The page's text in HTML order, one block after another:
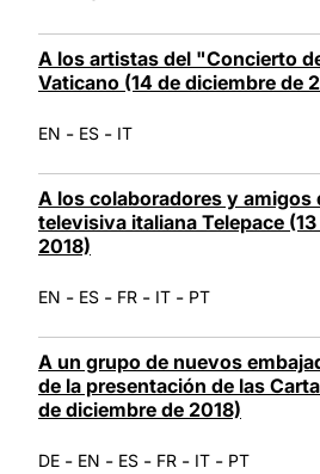
A los artistas del "Concierto
Vaticano (14 de diciembre de
EN - ES - IT
A los colaboradores y amigos
televisiva italiana Telepace
2018)
EN - ES - FR - IT - PT
A un grupo de nuevos
de la presentación de las
de diciembre de 2018)
DE - EN - ES - FR - IT - PT